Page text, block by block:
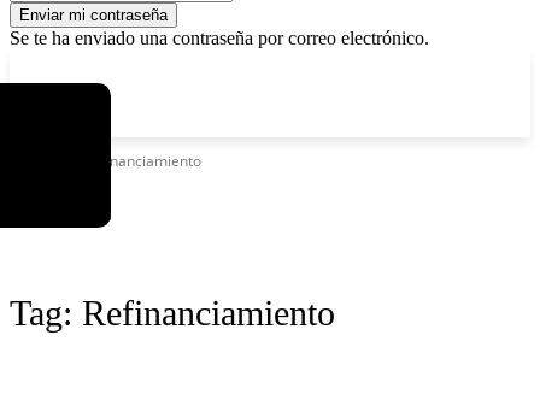
Se te ha enviado una contraseña por correo electrónico.
Refinanciamiento
Tag: Refinanciamiento